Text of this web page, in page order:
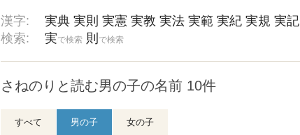
漢字: 実典 実則 実憲 実教 実法 実範 実紀 実規 実記
検索:
実で検索 則 で検索
さねのりと読む男の子の名前 10件
すべて 男の子 女の子